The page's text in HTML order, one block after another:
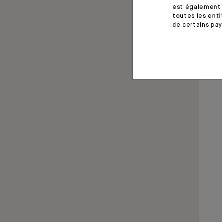
est également
toutes les
de certains